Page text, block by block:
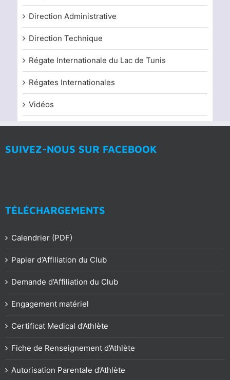
Direction Administrative
Direction Technique
Régate Internationale du Lac de Tunis
Régates Internationales
Vidéos
SUIVEZ-NOUS SUR FACEBOOK
TÉLÉCHARGEMENTS
Calendrier (PDF)
Papier d’Affiliation du Club
Demande d’Affiliation du Club
Engagement matériel
Certificat Medical d’Athlète
Fiche de Renseignement d’Athlète
Autorisation Parentale d’Athlète